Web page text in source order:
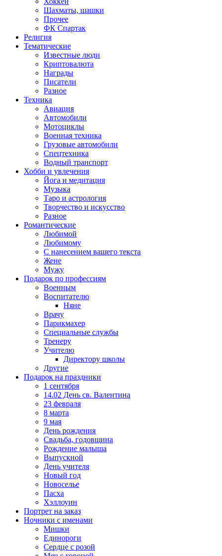
Шахматы, шашки
Прочее
ФК Спартак
Религия
Тематические
Известные люди
Криптовалюта
Награды
Писатели
Разное
Техника
Авиация
Автомобили
Мотоциклы
Военная техника
Грузовые автомобили
Спецтехника
Водный транспорт
Хобби и увлечения
Йога и медитация
Музыка
Таро и астрология
Творчество и искусство
Разное
Романтические
Любимой
Любимому
С нанесением вашего текста
Жене
Мужу
Подарок по профессиям
Военным
Воспитателю
Няне
Врачу
Парикмахер
Специальные службы
Тренеру
Учителю
Директору школы
Другие
Подарок на праздники
1 сентября
14.02 День св. Валентина
23 февраля
8 марта
9 мая
День рождения
Свадьба, годовщина
Рождение малыша
Выпускной
День учителя
Новый год
Новоселье
Пасха
Хэллоуин
Портрет на заказ
Ночники с именами
Мишки
Единороги
Сердце с розой